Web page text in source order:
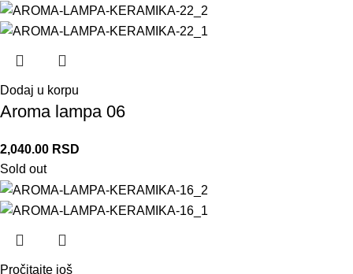
Dodaj u korpu
Aroma lampa 06
2,040.00 RSD
Sold out
Pročitajte još